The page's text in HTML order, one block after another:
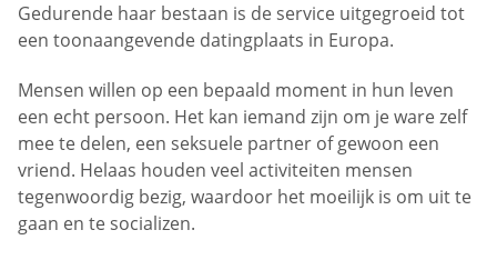
Gedurende haar bestaan is de service uitgegroeid tot
een toonaangevende datingplaats in Europa.
Mensen willen op een bepaald moment in hun leven
een echt persoon. Het kan iemand zijn om je ware zelf
mee te delen, een seksuele partner of gewoon een
vriend. Helaas houden veel activiteiten mensen
tegenwoordig bezig, waardoor het moeilijk is om uit te
gaan en te socializen.